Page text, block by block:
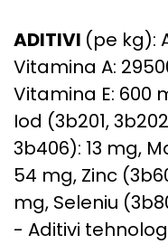
ADITIVI (pe kg):
Vitamina A:
Vitamina E: 600
Iod (3b201,
3b406): 13 mg,
54 mg, Zinc
mg, Seleniu
- Aditivi